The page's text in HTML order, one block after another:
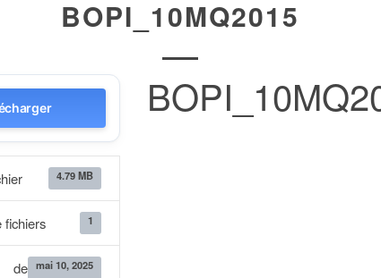
BOPI_10MQ2015
4.79 MB
fichiers 1
mai 10, 2025